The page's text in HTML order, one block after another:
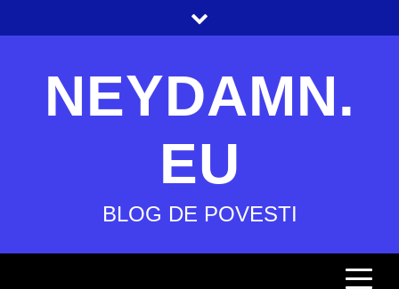
to
NEYDAMN.
EU
BLOG DE POVESTI